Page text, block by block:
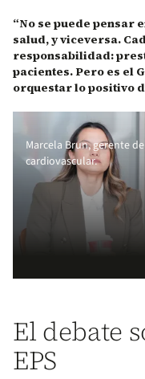
“No se puede pensar
salud, y viceversa.
responsabilidad:
pacientes. Pero es el
orquestar lo positivo
Marcela Brun, gerente
cardiovascular.
El debate
EPS